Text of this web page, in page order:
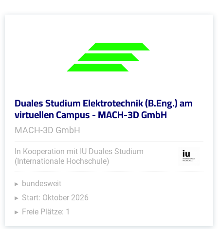
Duales Studium Elektrotechnik (B.Eng.) am
virtuellen Campus - MACH-3D GmbH
MACH-3D GmbH
In Kooperation mit IU Duales Studium
(Internationale Hochschule)
bundesweit
Start: Oktober 2026
Freie Plätze: 1